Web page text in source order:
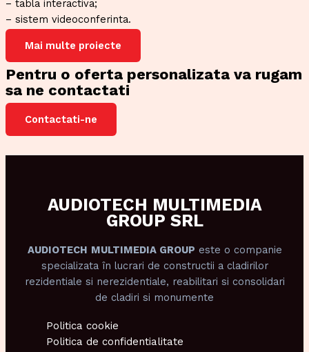
– tabla interactiva;
– sistem videoconferinta.
Mai multe proiecte
Pentru o oferta personalizata va rugam
sa ne contactati
Contactati-ne
AUDIOTECH MULTIMEDIA
GROUP SRL
AUDIOTECH MULTIMEDIA GROUP este o companie
specializata în lucrari de constructii a cladirilor
rezidentiale si nerezidentiale, reabilitari si consolidari
de cladiri si monumente
Politica cookie
Politica de confidentialitate